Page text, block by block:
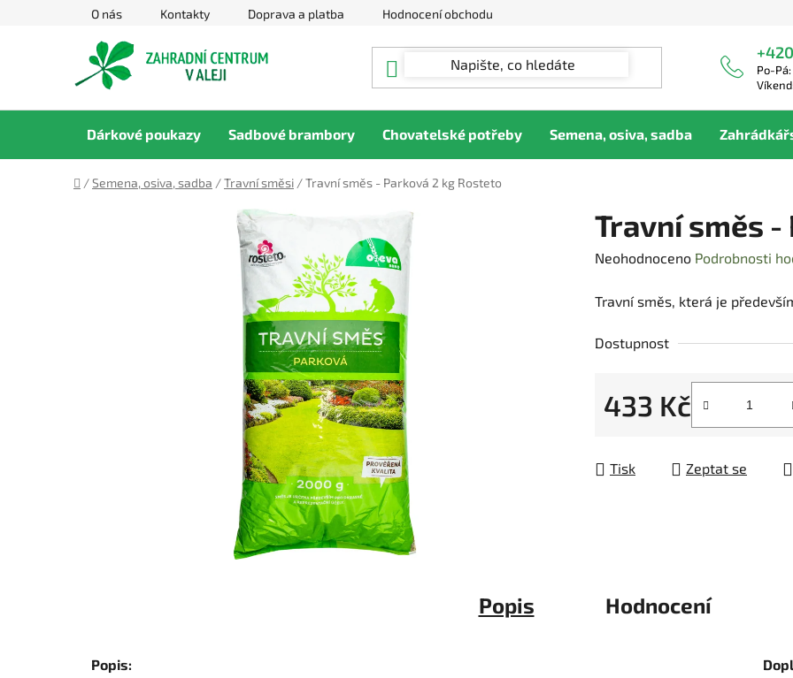
O nás Kontakty Doprava a platba Hodnocení obchodu
Po-
Dárkové poukazy Sadbové brambory Chovatelské potřeby Semena, osiva, sadba
Domů
/Semena, osiva, sadba /Travní směsi /Travní směs - Parková 2 kg Rosteto
Travní směs
Průměrné
produktu
0,0
Neohodnoceno Podrobnosti
Travní směs, která je
Dostupnost
433 Kč
Tisk Zeptat se
Popis Hodnocení
Popis: